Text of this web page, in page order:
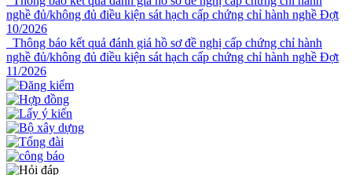
nghề đủ/không đủ điều kiện sát hạch cấp chứng chỉ hành nghề Đợt
10/2026
Thông báo kết quả đánh giá hồ sơ đề nghị cấp chứng chỉ hành
nghề đủ/không đủ điều kiện sát hạch cấp chứng chỉ hành nghề Đợt
11/2026